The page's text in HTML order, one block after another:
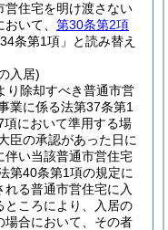
営住宅を明け渡さない
いて、 第30条第2項
条第1項」と読み替え
入居)
り除却すべき普通市営
業に係る法第37条第1
項において準用する場
臣の承認があった日に
伴い当該普通市営住宅
第40条第1項の規定に
る普通市営住宅に入
ところにより、入居の
場合において、その者